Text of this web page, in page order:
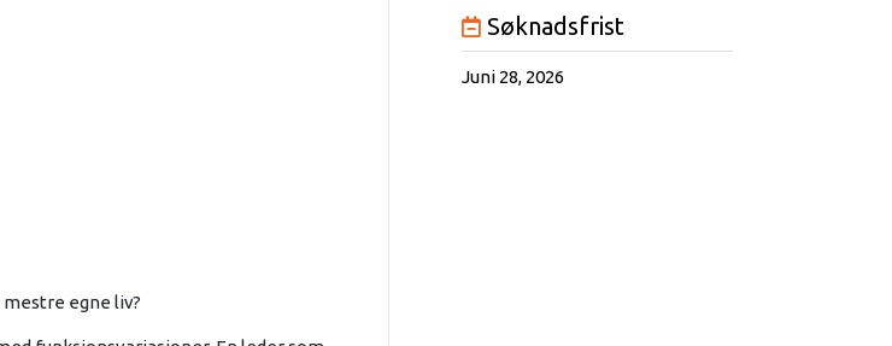
egne liv?
Søknadsfrist
Juni 28, 2026